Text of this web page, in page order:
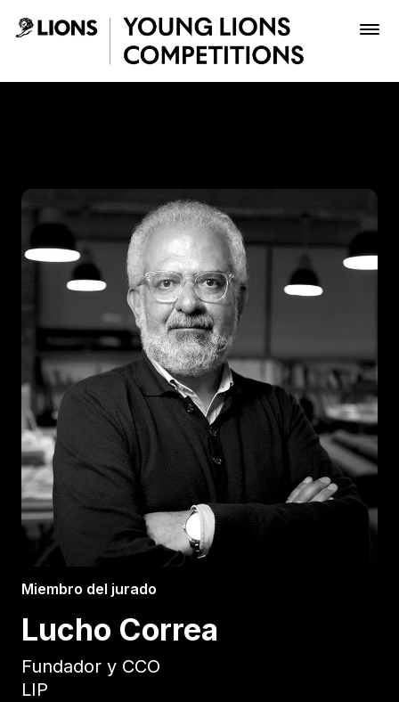
Saltar al contenido principal
Inscribir
Boletería
Miembro del jurado
Lucho Correa
Fundador y CCO
LIP